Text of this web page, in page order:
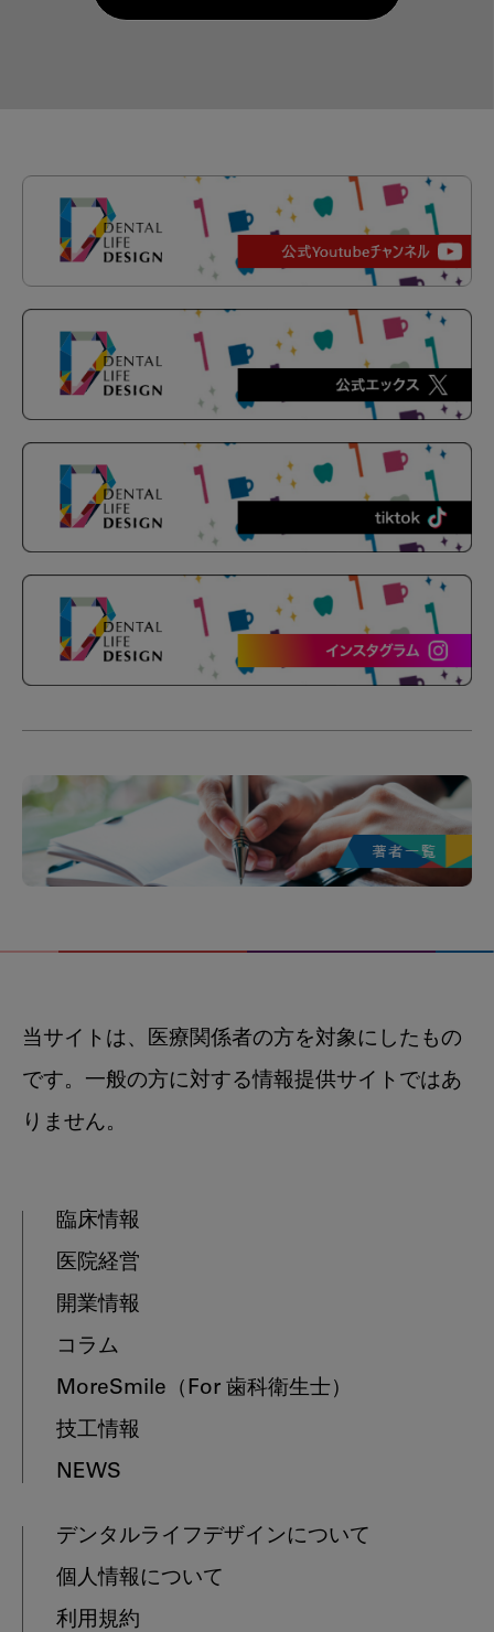
当サイトは、医療関係者の方を対象にしたもの
です。一般の方に対する情報提供サイトではあ
りません。
臨床情報
医院経営
開業情報
コラム
MoreSmile （For 歯科衛生士）
技工情報
NEWS
デンタルライフデザインについて
個人情報について
利用規約